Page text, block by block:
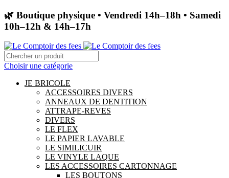
🌿 Boutique physique • Vendredi 14h–18h • Samedi
10h–12h & 14h–17h
Choisir une catégorie
JE BRICOLE
ACCESSOIRES DIVERS
ANNEAUX DE DENTITION
ATTRAPE-REVES
DIVERS
LE FLEX
LE PAPIER LAVABLE
LE SIMILICUIR
LE VINYLE LAQUE
LES ACCESSOIRES CARTONNAGE
LES BOUTONS